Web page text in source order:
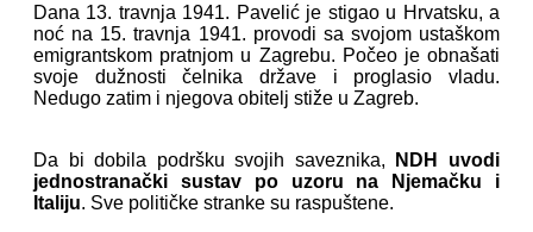
Dana 13. travnja 1941. Pavelić je stigao u Hrvatsku, a
noć na 15. travnja 1941. provodi sa svojom ustaškom
emigrantskom pratnjom u Zagrebu. Počeo je obnašati
svoje dužnosti čelnika države i proglasio vladu.
Nedugo zatim i njegova obitelj stiže u Zagreb.
Da bi dobila podršku svojih saveznika,
NDH uvodi
jednostranački sustav po uzoru na Njemačku i
Italiju. Sve političke stranke su raspuštene.